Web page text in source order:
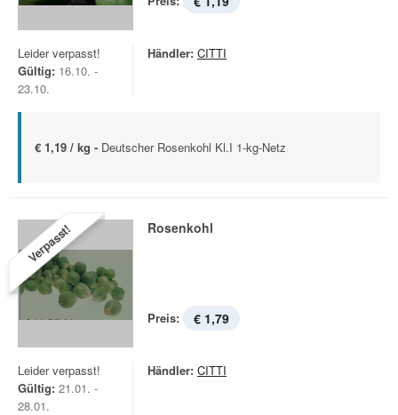
Leider verpasst!
Gültig: 16.10. -
23.10.
Händler: CITTI
€ 1,19 / kg - Deutscher Rosenkohl Kl.I 1-kg-Netz
Verpasst! Rosenkohl
Preis: € 1,79
Leider verpasst!
Gültig: 21.01. -
28.01.
Händler: CITTI